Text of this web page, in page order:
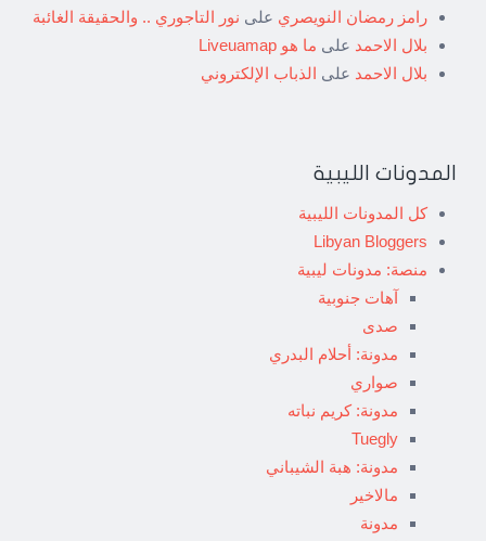
رامز رمضان النويصري على نور التاجوري .. والحقيقة الغائبة
بلال الاحمد على ما هو Liveuamap
بلال الاحمد على الذباب الإلكتروني
المدونات الليبية
كل المدونات الليبية
Libyan Bloggers
منصة: مدونات ليبية
آهات جنوبية
صدى
مدونة: أحلام البدري
صواري
مدونة: كريم نباته
Tuegly
مدونة: هبة الشيباني
مالاخير
مدونة